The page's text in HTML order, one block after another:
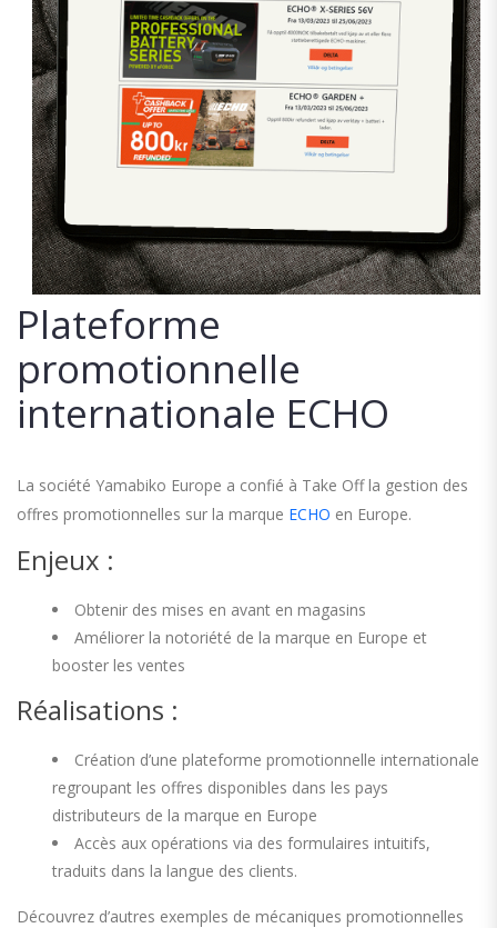
Plateforme
promotionnelle
internationale ECHO
La société Yamabiko Europe a confié à Take Off la gestion des
offres promotionnelles sur la marque ECHO en Europe.
Enjeux :
Obtenir des mises en avant en magasins
Améliorer la notoriété de la marque en Europe et
booster les ventes
Réalisations :
Création d’une plateforme promotionnelle internationale
regroupant les offres disponibles dans les pays
distributeurs de la marque en Europe
Accès aux opérations via des formulaires intuitifs,
traduits dans la langue des clients.
Découvrez d’autres exemples de mécaniques promotionnelles